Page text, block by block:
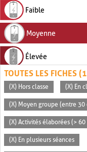
Faible
Moyenne
Élevée
TOUTES LES FICHES
(X) Hors classe (X) En
(X) Moyen groupe (entre 30
(X) Activités élaborées (>
(X) En plusieurs séances